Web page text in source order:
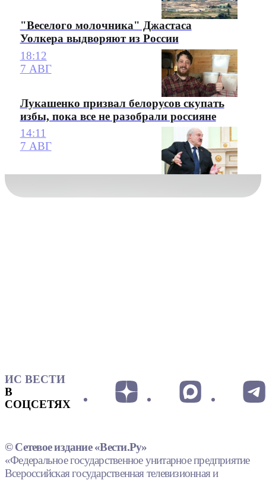
"Веселого молочника" Джастаса
Уолкера выдворяют из России
18:12
7 АВГ
Лукашенко призвал белорусов скупать
избы, пока все не разобрали россияне
14:11
7 АВГ
ИС ВЕСТИ
В
СОЦСЕТЯХ
© Сетевое издание «Вести.Ру»
«Федеральное государственное унитарное предприятие
Всероссийская государственная телевизионная и